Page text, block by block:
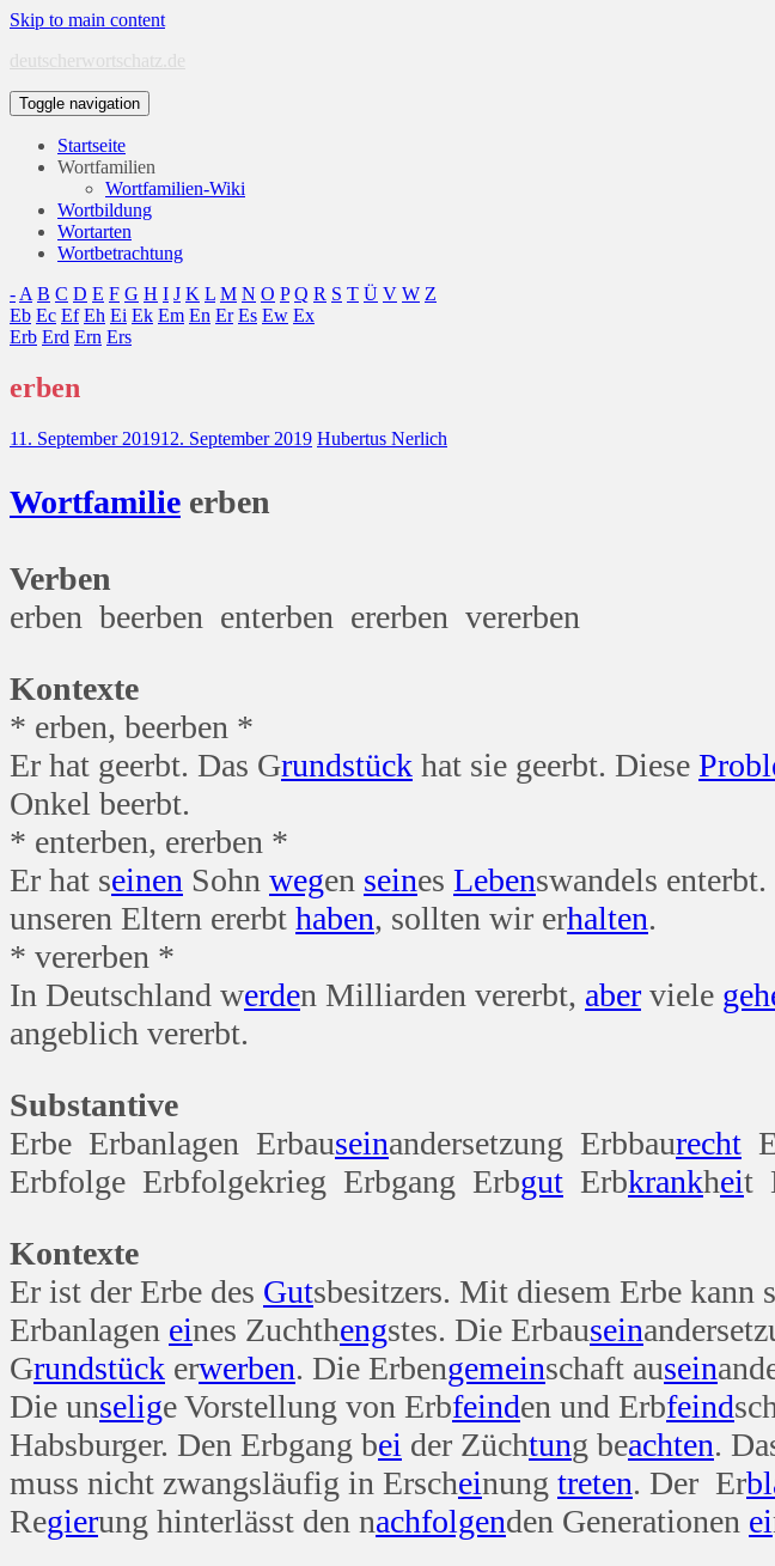
Skip to main content
deutscherwortschatz.de
Toggle navigation
Startseite
Wortfamilien
Wortfamilien-Wiki
Wortbildung
Wortarten
Wortbetrachtung
- A B C D E F G H I J K L M N O P Q R S T Ü V W Z
Eb Ec Ef Eh Ei Ek Em En Er Es Ew Ex
Erb Erd Ern Ers
erben
11. September 201912. September 2019 Hubertus Nerlich
Wortfamilie erben
Verben
erben beerben enterben ererben vererben
Kontexte
* erben, beerben *
Er hat geerbt. Das Grundstück hat sie geerbt. Diese
Onkel beerbt.
* enterben, ererben *
Er hat seinen Sohn wegen seines Lebenswandels enterbt.
unseren Eltern ererbt haben, sollten wir erhalten.
* vererben *
In Deutschland werden Milliarden vererbt, aber viele
angeblich vererbt.
Substantive
Erbe Erbanlagen Erbauseinandersetzung Erbbaurecht
Erbfolge Erbfolgekrieg Erbgang Erbgut Erbkrankheit
Kontexte
Er ist der Erbe des Gutsbesitzers. Mit diesem Erbe kann
Erbanlagen eines Zuchthengstes. Die Erbausein
Grundstück erwerben. Die Erbengemeinschaft ausein
Die unselige Vorstellung von Erbfeinden und Erbfeind
Habsburger. Den Erbgang bei der Züchtung beachten.
muss nicht zwangsläufig in Erscheinung treten. Der Er
Regierung hinterlässt den nachfolgenden Generationen ei